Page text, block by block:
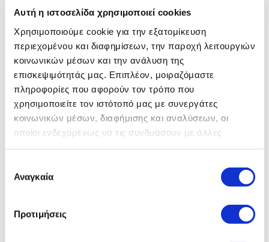
Αυτή η ιστοσελίδα χρησιμοποιεί cookies
Χρησιμοποιούμε cookie για την εξατομίκευση
περιεχομένου και διαφημίσεων, την παροχή λειτουργιών
κοινωνικών μέσων και την ανάλυση της
επισκεψιμότητάς μας. Επιπλέον, μοιραζόμαστε
πληροφορίες που αφορούν τον τρόπο που
χρησιμοποιείτε τον ιστότοπό μας με συνεργάτες
κοινωνικών μέσων, διαφήμισης και αναλύσεων, οι
οποίοι ενδεχομένως να τις συνδυάσουν με άλλες
των υπηρεσιών τους.
συγκατάθεσης
Αναγκαία
Προτιμήσεις
ΥΠΟΣΤΗΡΙΞΗ JAGUAR
INCONTROL